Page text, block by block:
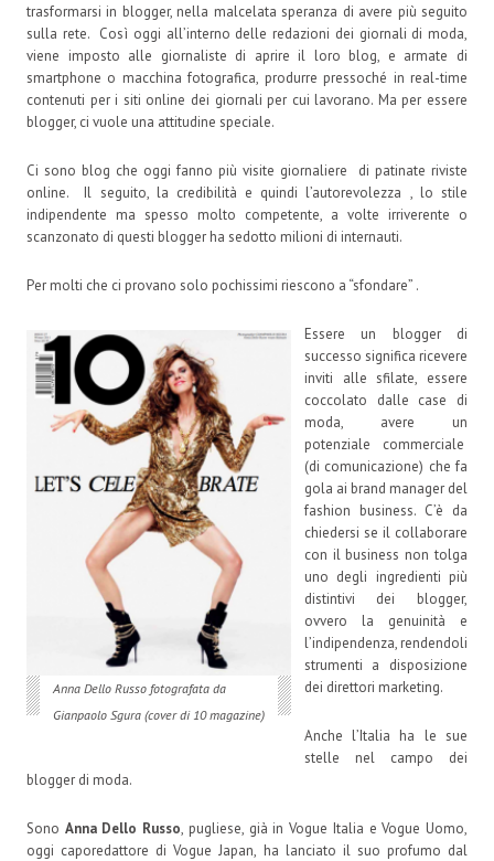
trasformarsi in blogger, nella malcelata speranza di avere più seguito
sulla rete. Così oggi all’interno delle redazioni dei giornali di moda,
viene imposto alle giornaliste di aprire il loro blog, e armate di
smartphone o macchina fotografica, produrre pressoché in real-time
contenuti per i siti online dei giornali per cui lavorano. Ma per essere
blogger, ci vuole una attitudine speciale.
Ci sono blog che oggi fanno più visite giornaliere di patinate riviste
online. Il seguito, la credibilità e quindi l’autorevolezza , lo stile
indipendente ma spesso molto competente, a volte irriverente o
scanzonato di questi blogger ha sedotto milioni di internauti.
Per molti che ci provano solo pochissimi riescono a “sfondare” .
Anna Dello Russo fotografata da
Gianpaolo Sgura (cover di 10 magazine)
Essere un blogger di
successo significa ricevere
inviti alle sfilate, essere
coccolato dalle case di
moda, avere un
potenziale commerciale
(di comunicazione) che fa
gola ai brand manager del
fashion business. C’è da
chiedersi se il collaborare
con il business non tolga
uno degli ingredienti più
distintivi dei blogger,
ovvero la genuinità e
l’indipendenza, rendendoli
strumenti a disposizione
dei direttori marketing.
Anche l’Italia ha le sue
stelle nel campo dei
blogger di moda.
Sono Anna Dello Russo, pugliese, già in Vogue Italia e Vogue Uomo,
oggi caporedattore di Vogue Japan, ha lanciato il suo profumo dal